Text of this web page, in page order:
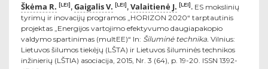
Škėma R. [LEI], Gaigalis V. [LEI], Valaitienė J. [LEI]. ES mokslinių
tyrimų ir inovacijų programos „HORIZON 2020“ tarptautinis
projektas „Energijos vartojimo efektyvumo daugiapakopio
valdymo spartinimas (multEE)“ In: Šiluminė technika. Vilnius:
Lietuvos šilumos tiekėjų (LŠTA) ir Lietuvos šiluminės technikos
inžinierių (LŠTIA) asociacija, 2015, Nr. 3 (64), p. 19-20. ISSN 1392-